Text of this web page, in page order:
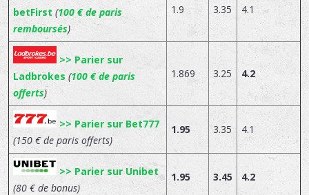
betFirst (100 € de paris
remboursés)
1.9 3.35 4.1
>> Parier sur
Ladbrokes (100 € de paris
offerts)
1.869 3.25 4.2
>> Parier sur Bet777
(150 € de paris offerts)
1.95 3.35 4.1
>> Parier sur Unibet
(80 € de bonus)
1.95 3.45 4.2